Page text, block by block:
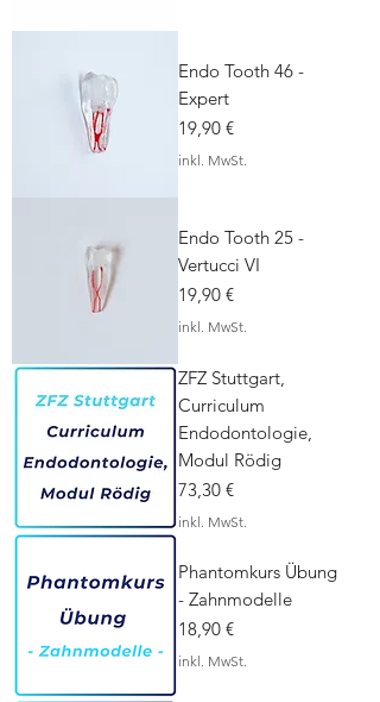
Endo Tooth 46 -
Expert
Preis
19,90 €
inkl. MwSt.
Endo Tooth 25 -
Vertucci VI
Preis
19,90 €
inkl. MwSt.
ZFZ Stuttgart,
Curriculum
Endodontologie,
Modul Rödig
Preis
73,30 €
inkl. MwSt.
Phantomkurs Übung
- Zahnmodelle
Preis
18,90 €
inkl. MwSt.